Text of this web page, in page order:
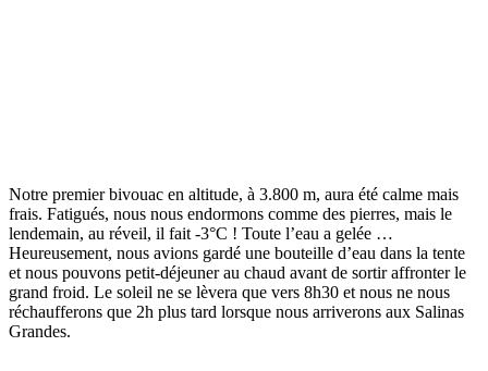
Notre premier bivouac en altitude, à 3.800 m, aura été calme mais
frais. Fatigués, nous nous endormons comme des pierres, mais le
lendemain, au réveil, il fait -3°C ! Toute l’eau a gelée …
Heureusement, nous avions gardé une bouteille d’eau dans la tente
et nous pouvons petit-déjeuner au chaud avant de sortir affronter le
grand froid. Le soleil ne se lèvera que vers 8h30 et nous ne nous
réchaufferons que 2h plus tard lorsque nous arriverons aux Salinas
Grandes.